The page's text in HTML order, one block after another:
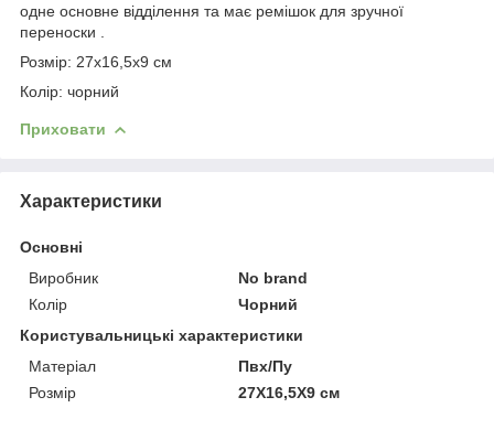
одне основне відділення та має ремішок для зручної
переноски .
Розмір: 27х16,5х9 см
Колір: чорний
Приховати
Характеристики
Основні
Виробник
No brand
Колір
Чорний
Користувальницькі характеристики
Матеріал
Пвх/Пу
Розмір
27Х16,5Х9 см